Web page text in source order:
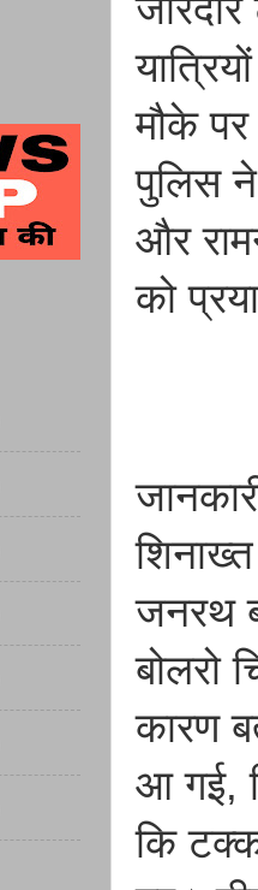
मौके
पुलिस
और
को
जनरथ
बोलरो
कारण
आ गई,
कि